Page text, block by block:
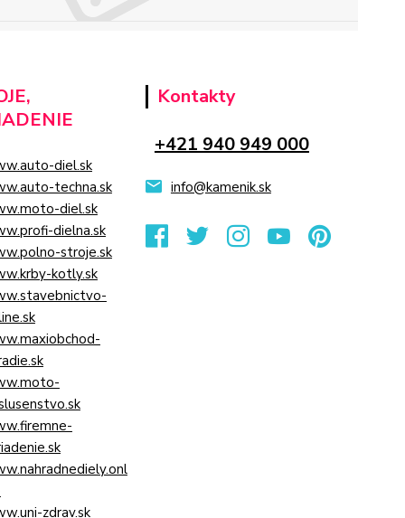
diel.sk
techna.sk
diel.sk
dielna.sk
stroje.sk
kotly.sk
zdrav.sk
Kontakty
+421 940 949 000
info@kamenik.sk